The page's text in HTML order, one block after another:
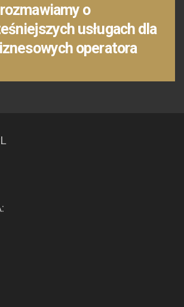
o
usługach dla
operatora